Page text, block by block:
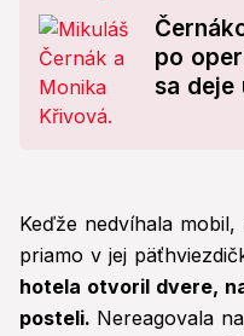
po
sa deje
Keďže nedvíhala
priamo v jej
hotela otvoril dvere,
posteli. Nereagovala